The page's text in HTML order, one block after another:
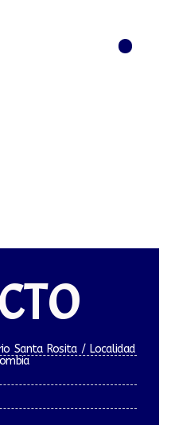
Menú
Santa Rosita / Localidad